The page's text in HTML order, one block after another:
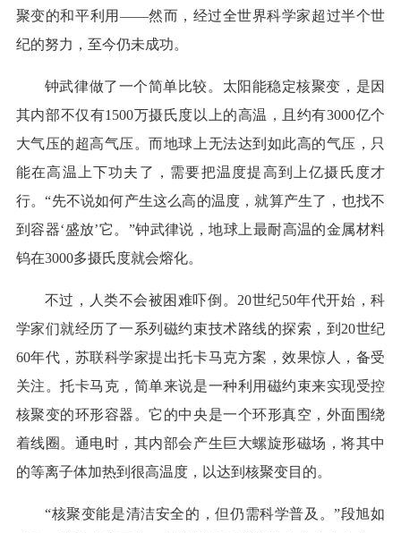
聚变的和平利用——然而，经过全世界科学家超过半个世
纪的努力，至今仍未成功。
钟武律做了一个简单比较。太阳能稳定核聚变，是因
其内部不仅有1500万摄氏度以上的高温，且约有3000亿个
大气压的超高气压。而地球上无法达到如此高的气压，只
能在高温上下功夫了，需要把温度提高到上亿摄氏度才
行。“先不说如何产生这么高的温度，就算产生了，也找不
到容器‘盛放’它。”钟武律说，地球上最耐高温的金属材料
钨在3000多摄氏度就会熔化。
不过，人类不会被困难吓倒。20世纪50年代开始，科
学家们就经历了一系列磁约束技术路线的探索，到20世纪
60年代，苏联科学家提出托卡马克方案，效果惊人，备受
关注。托卡马克，简单来说是一种利用磁约束来实现受控
核聚变的环形容器。它的中央是一个环形真空，外面围绕
着线圈。通电时，其内部会产生巨大螺旋形磁场，将其中
的等离子体加热到很高温度，以达到核聚变目的。
“核聚变能是清洁安全的，但仍需科学普及。”段旭如